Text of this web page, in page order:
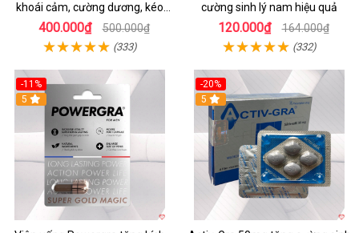
khoái cảm, cường dương, kéo
dài quan hệ
400.000₫ 500.000₫
(333)
cường sinh lý nam hiệu quả
120.000₫ 164.000₫
(332)
-11%
Hot
5
-20%
5